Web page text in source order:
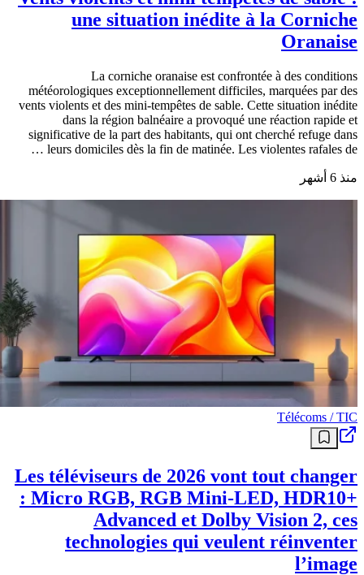
une situation inédite à la Corniche
Oranaise
La corniche oranaise est confrontée à des conditions
météorologiques exceptionnellement difficiles, marquées par des
vents violents et des mini-tempêtes de sable. Cette situation inédite
dans la région balnéaire a provoqué une réaction rapide et
significative de la part des habitants, qui ont cherché refuge dans
leurs domiciles dès la fin de matinée. Les violentes rafales de …
منذ 6 أشهر
Télécoms / TIC
Les téléviseurs de 2026 vont tout changer
: Micro RGB, RGB Mini‑LED, HDR10+
Advanced et Dolby Vision 2, ces
technologies qui veulent réinventer
l’image